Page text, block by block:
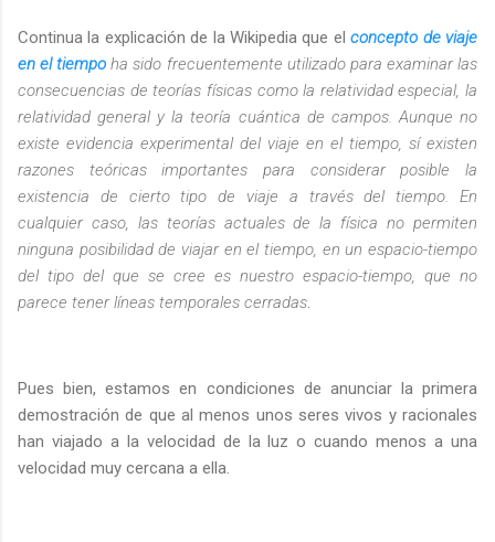
Continua la explicación de la Wikipedia que elconcepto de viaje
en el tiempo ha sido frecuentemente utilizado para examinar las
consecuencias de teorías físicas como la relatividad especial, la
relatividad general y la teoría cuántica de campos. Aunque no
existe evidencia experimental del viaje en el tiempo, sí existen
razones teóricas importantes para considerar posible la
existencia de cierto tipo de viaje a través del tiempo. En
cualquier caso, las teorías actuales de la física no permiten
ninguna posibilidad de viajar en el tiempo, en un espacio-tiempo
del tipo del que se cree es nuestro espacio-tiempo, que no
parece tener líneas temporales cerradas
Pues bien, estamos en condiciones de anunciar la primera
demostración de que al menos unos seres vivos y racionales
han viajado a la velocidad de la luz o cuando menos a una
velocidad muy cercana a ella.